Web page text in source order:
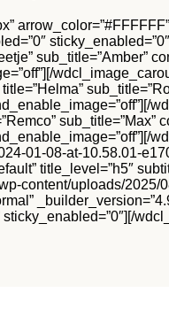
sub_title=”Amber”
sub_title=”Max”
01-08-at-10.58.01-
title_level=”h5″
content/uploads/
sticky_enabled=”0″][/